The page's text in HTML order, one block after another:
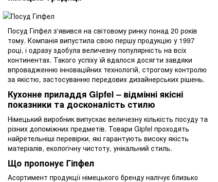
Посуд Гіпфел з'явився на світовому ринку понад 20 років
тому. Компанія випустила свою першу продукцію у 1997
році, і одразу здобула величезну популярність на всіх
континентах. Такого успіху їй вдалося досягти завдяки
впровадженню інноваційних технологій, строгому контролю
за якістю, застосуванню передових дизайнерських рішень.
Кухонне приладдя Gipfel – відмінні якісні
показники та досконалість стилю
Німецький виробник випускає величезну кількість посуду та
різних допоміжних предметів. Товари Gipfel проходять
найретельніші перевірки, які гарантують високу якість
матеріалів, екологічну чистоту, унікальний стиль.
Що пропонує Гіпфел
Асортимент продукції німецького бренду налічує близько